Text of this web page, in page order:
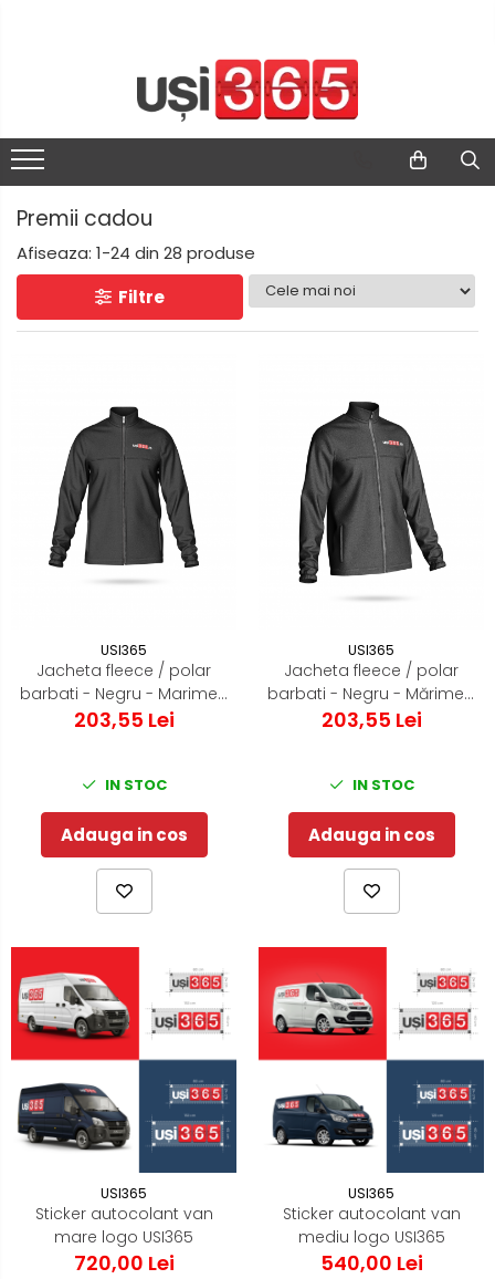
Premii cadou
Afiseaza: 1-24 din 28 produse
Filtre
USI365
Jacheta fleece / polar
barbati - Negru - Marimea
L
203,55 Lei
IN STOC
Adauga in cos
USI365
Jacheta fleece / polar
barbati - Negru - Mărimea
S
203,55 Lei
IN STOC
Adauga in cos
USI365
Sticker autocolant van
mare logo USI365
720,00 Lei
USI365
Sticker autocolant van
mediu logo USI365
540,00 Lei